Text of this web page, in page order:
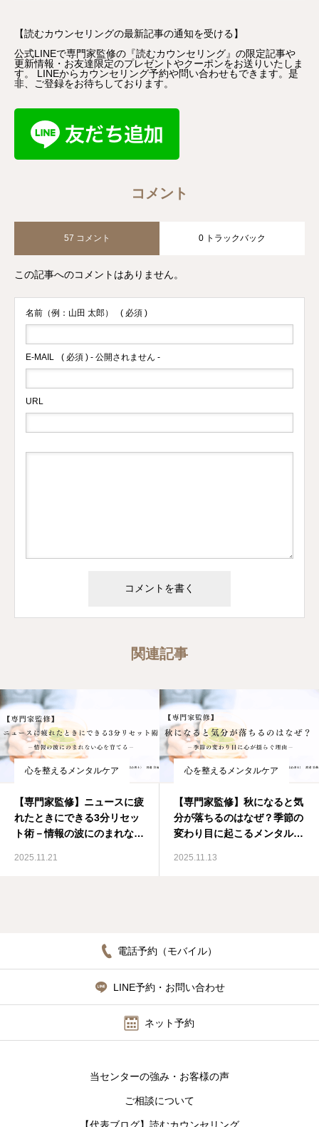
などがあり、当センターでの離婚を含む
男女関係のご相談も合わせて年間2000
名以上の相談を受けている。現在は不登
校・発達障害の研修・発信活動や心理職
などの研究も継続して行っている。過去
にテーマパークキャスト・イベント
経験があり芸術芸能活動にも携わる。母
テーマパーク巡りと美容・温泉・旅行・
【読むカウンセリングの最新記事の通知を受ける】
公式LINEで専門家監修の『読むカウンセリング』の限定記事や
更新情報・お友達限定のプレゼントやクーポンをお送りいたしま
す。 LINEからカウンセリング予約や問い合わせもできます。是
非、ご登録をお待ちしております。
コメント
57 コメント 0 トラックバック
この記事へのコメントはありません。
名前（例：山田 太郎） ( 必須 )
E-MAIL ( 必須 ) - 公開されません -
URL
関連記事
心を整えるメンタルケア
【専門家監修】ニュースに疲
れたときにできる3分リセッ
ト術－情報の波にのまれない
2025.11.21
心を整えるメンタルケア
【専門家監修】秋になると気
分が落ちるのはなぜ？季節の
変わり目に起こるメンタルの
2025.11.13
電話予約（モバイル）
LINE予約・お問い合わせ
ネット予約
当センターの強み・お客様の声
ご相談について